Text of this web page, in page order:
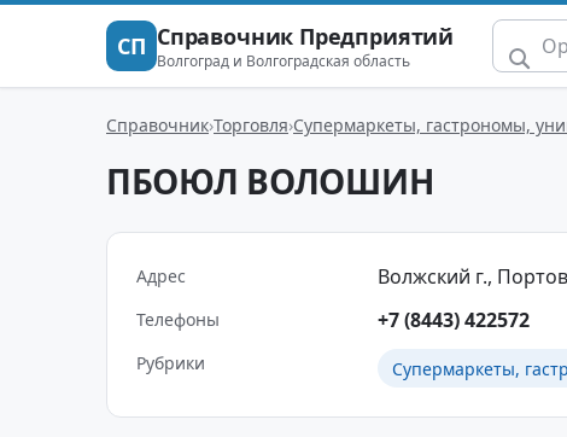
СП Справочник Предприятий
Волгоград и Волгоградская область
Справочник Торговля Супермаркеты, гастрономы,
ПБОЮЛ ВОЛОШИН
Адрес Волжский г.,
Телефоны +7 (8443) 422572
Рубрики Супермаркеты,